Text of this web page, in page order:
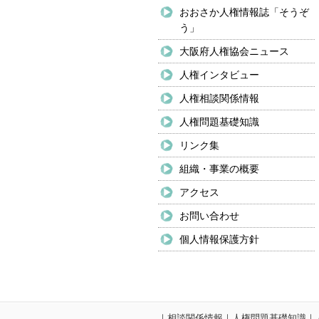
おおさか人権情報誌「そうぞ
う」
大阪府人権協会ニュース
人権インタビュー
人権相談関係情報
人権問題基礎知識
リンク集
組織・事業の概要
アクセス
お問い合わせ
個人情報保護方針